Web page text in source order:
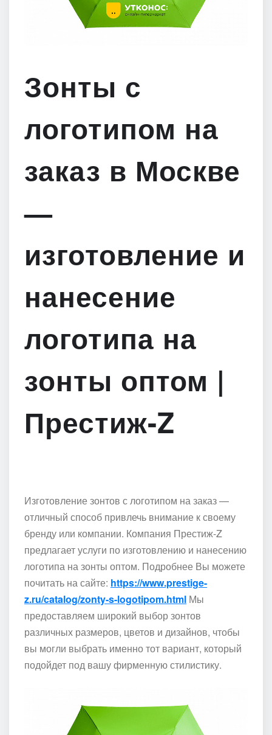
Зонты с
логотипом на
заказ в Москве
—
изготовление и
нанесение
логотипа на
зонты оптом |
Престиж-Z
Изготовление зонтов с логотипом на заказ —
отличный способ привлечь внимание к своему
бренду или компании. Компания Престиж-Z
предлагает услуги по изготовлению и нанесению
логотипа на зонты оптом. Подробнее Вы можете
почитать на сайте: https://www.prestige-
z.ru/catalog/zonty-s-logotipom.html Мы
предоставляем широкий выбор зонтов
различных размеров, цветов и дизайнов, чтобы
вы могли выбрать именно тот вариант, который
подойдет под вашу фирменную стилистику.